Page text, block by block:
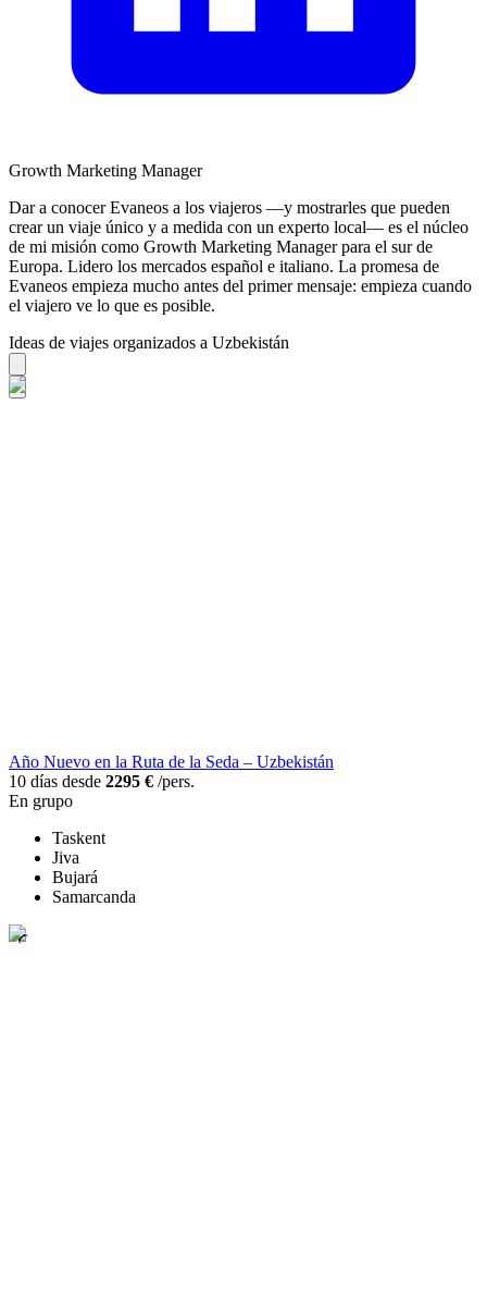
Growth Marketing Manager
Dar a conocer Evaneos a los viajeros —y mostrarles que pueden
crear un viaje único y a medida con un experto local— es el núcleo
de mi misión como Growth Marketing Manager para el sur de
Europa. Lidero los mercados español e italiano. La promesa de
Evaneos empieza mucho antes del primer mensaje: empieza cuando
el viajero ve lo que es posible.
Ideas de viajes organizados a Uzbekistán
Año Nuevo en la Ruta de la Seda – Uzbekistán
10 días desde 2295 € /pers.
En grupo
Taskent
Jiva
Bujará
Samarcanda